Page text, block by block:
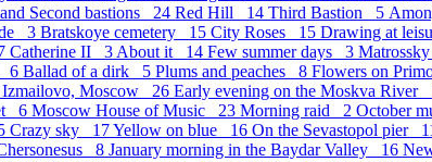
Second bastions 24 Red Hill 14 Third Bastion 5
3 Bratskoye cemetery 15 City Roses 15 Drawing at
Catherine II 3 About it 14 Few summer days 3
6 Ballad of a dirk 5 Plums and peaches 8 Flowers on
Izmailovo, Moscow 26 Early evening on the Moskva River
6 Moscow House of Music 23 Morning raid 2 October
Crazy sky 17Yellow on blue 16 On the Sevastopol pier
8 January morning in the Baydar Valley 16